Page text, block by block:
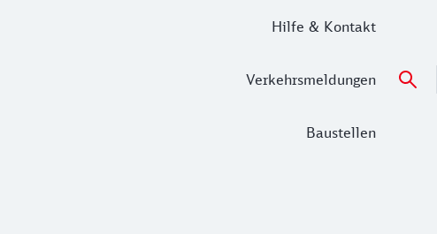
Hilfe & Kontakt
Verkehrsmeldungen
Baustellen